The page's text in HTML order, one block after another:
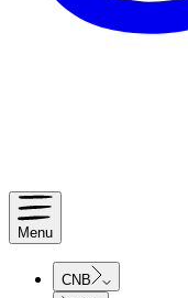
Menu
CNB